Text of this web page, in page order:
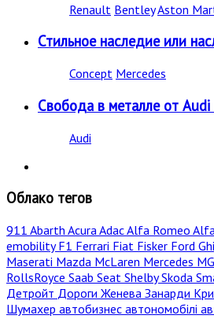
Renault BentleyAston
Стильное наследие или
Concept Mercedes
Свобода в металле от Audi
Audi
Облако тегов
911 Abarth AcuraAdacAlfa Romeo
emobilityF1 Ferrari Fiat Fisker Ford
Maserati Mazda McLaren Mercedes MG
RollsRoyce Saab Seat ShelbySkoda
Детройт Дороги Женева Занарди
Шумахер автобизнес автономобілі